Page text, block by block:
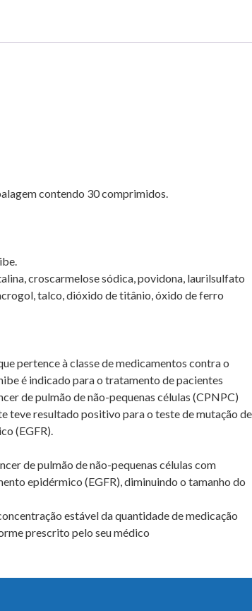
contendo 30 comprimidos.
croscarmelose sódica, povidona, laurilsulfato
talco, dióxido de titânio, óxido de ferro
pertence à classe de medicamentos contra o
é indicado para o tratamento de pacientes
de pulmão de não-pequenas células (CPNPC)
teve resultado positivo para o teste de mutação de
(EGFR).
de pulmão de não-pequenas células com
epidérmico (EGFR), diminuindo o tamanho do
estável da quantidade de medicação
prescrito pelo seu médico